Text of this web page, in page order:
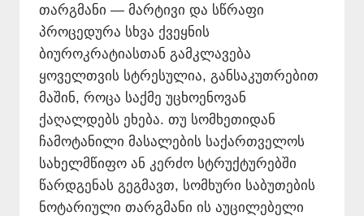
თარგმანი — მარტივი და სწრაფი
პროცედურა სხვა ქვეყნის
ბიუროკრატიასთან გამკლავება
ყოველთვის სტრესულია, განსაკუთრებით
მაშინ, როცა საქმე უცხოენოვან
ქაღალდებს ეხება. თუ სომხეთიდან
ჩამოტანილი მასალების საქართველოს
სახელმწიფო ან კერძო სტრუქტურებში
წარდგენას გეგმავთ, სომხური საბუთების
ნოტარიული თარგმანი ის აუცილებელი